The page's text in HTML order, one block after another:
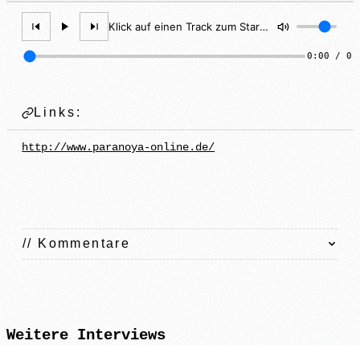
Klick auf einen Track zum Starten
0:00 /
Links:
http://www.paranoya-online.de/
// Kommentare
Weitere Interviews